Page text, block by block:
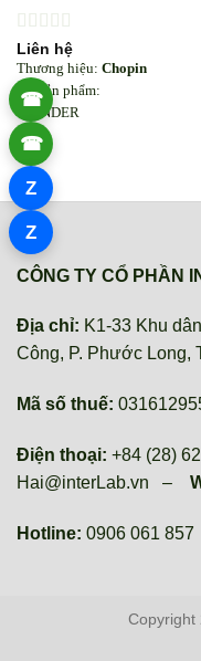
Được xếp
hạng5 5 sao
Liên hệ
Thương hiệu: Chopin
Mã sản phẩm:
GRINDER
CÔNG TY CỔ PHẦN
Địa chỉ: K1-33 Khu
Công, P. Phước Long,
Mã số thuế:
Điện thoại: +84 (28)
Hai@interLab.vn –
Hotline: 0906 061
Copyright
☎
☎
Z
Z